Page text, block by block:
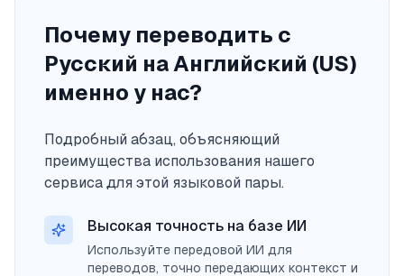
Почему переводить с
Русский на Английский (US)
именно у нас?
Подробный абзац, объясняющий
преимущества использования нашего
сервиса для этой языковой пары.
Высокая точность на базе ИИ
Используйте передовой ИИ для
переводов, точно передающих контекст и